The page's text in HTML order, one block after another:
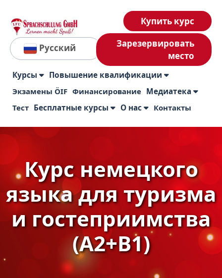
Русский
Купить курс
Зарезервировать
место
Курсы Повышение квалификации
Экзамены ÖIF Финансирование Медиатека
Тест Бесплатные курсы О нас Контакты
Курс немецкого
языка для туризма
и гостеприимства
(A2+B1)